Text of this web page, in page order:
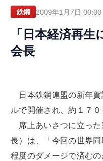
鉄鋼 2009年1月7日 00:00
「日本経済再
会長
日本鉄鋼連盟の新年賀
ルで開催され、約１７０
席上あいさつに立った
長）は、「今回の世界
程度のダメージで済む